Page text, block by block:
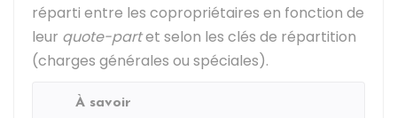
réparti entre les copropriétaires en fonction de
leur quote-partet selon les clés de répartition
(charges générales ou spéciales).
À savoir